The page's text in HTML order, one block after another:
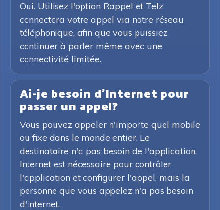
Oui. Utilisez l'option Rappel et Telz
connectera votre appel via notre réseau
téléphonique, afin que vous puissiez
continuer à parler même avec une
connectivité limitée.
Ai-je besoin d'Internet pour
passer un appel?
Vous pouvez appeler n'importe quel mobile
ou fixe dans le monde entier. Le
destinataire n'a pas besoin de l'application.
Internet est nécessaire pour contrôler
l'application et configurer l'appel, mais la
personne que vous appelez n'a pas besoin
d'internet.